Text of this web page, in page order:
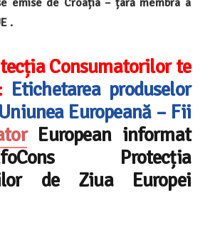
emise de Croația – țară membra a
.
Consumatorilor te
Etichetarea produselor
Europeană – Fii
European informat
Protecția
de Ziua Europei